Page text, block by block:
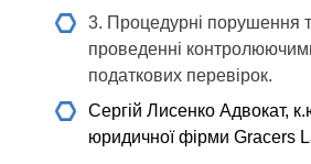
3. Процедурні порушення
проведенні
податкових перевірок.
Сергій Лисенко Адвокат,
юридичної фірми Gracers